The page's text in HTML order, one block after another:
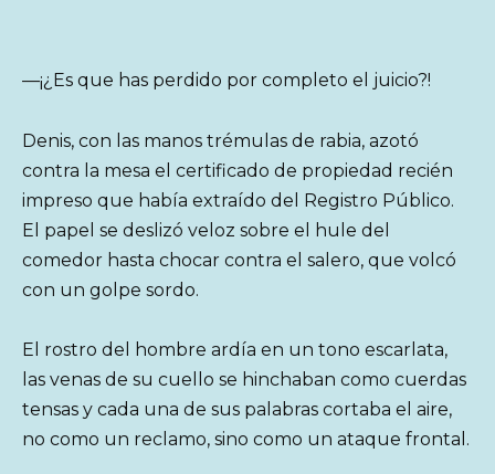
—¡¿Es que has perdido por completo el juicio?!
Denis, con las manos trémulas de rabia, azotó
contra la mesa el certificado de propiedad recién
impreso que había extraído del Registro Público.
El papel se deslizó veloz sobre el hule del
comedor hasta chocar contra el salero, que volcó
con un golpe sordo.
El rostro del hombre ardía en un tono escarlata,
las venas de su cuello se hinchaban como cuerdas
tensas y cada una de sus palabras cortaba el aire,
no como un reclamo, sino como un ataque frontal.